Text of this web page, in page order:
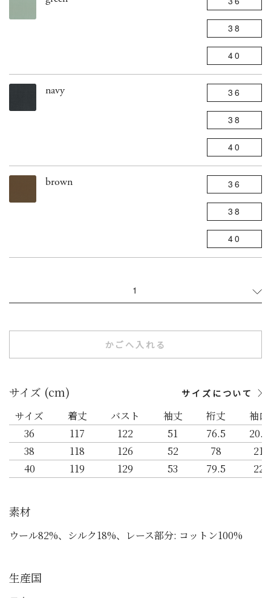
38
40
navy 36
38
40
brown 36
38
40
1
かごへ入れる
サイズ (cm) サイズについて
サイズ 着丈 バスト 袖丈 裄丈
袖口
36
117 122 51 76.5
20.5
38
118 126 52 78
21
40
119 129 53 79.5 22
素材
ウール82%、シルク18%、レース部分: コットン100%
生産国